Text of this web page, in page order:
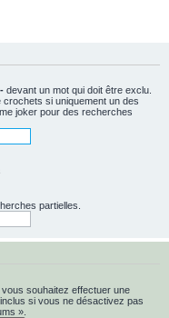
- devant un mot qui doit être exclu.
crochets si uniquement un des
joker pour des recherches
partielles.
souhaitez effectuer une
si vous ne désactivez pas
».